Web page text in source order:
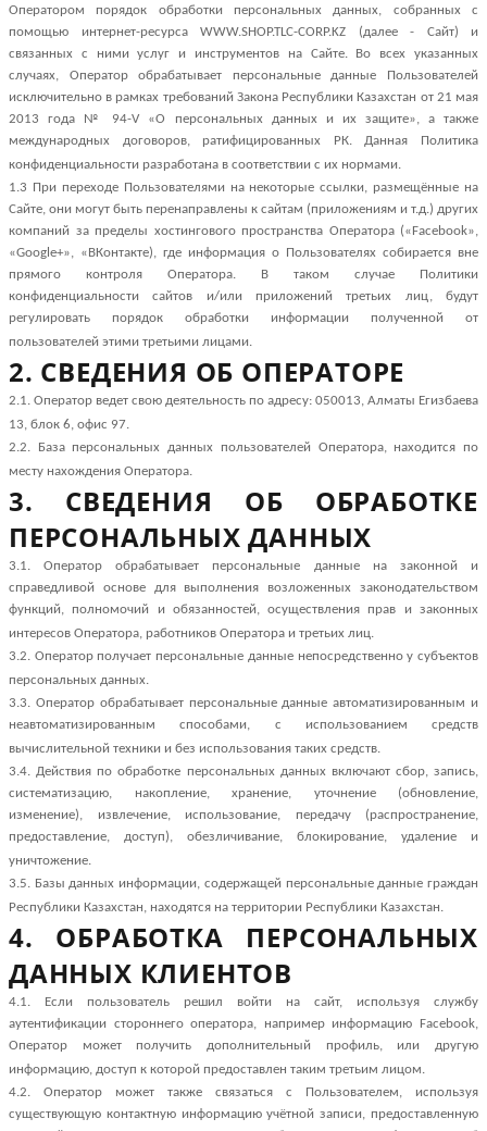
Оператором порядок обработки персональных данных, собранных с
помощью интернет-ресурса WWW.SHOP.TLC-CORP.KZ (далее - Сайт) и
связанных с ними услуг и инструментов на Сайте. Во всех указанных
случаях, Оператор обрабатывает персональные данные Пользователей
исключительно в рамках требований Закона Республики Казахстан от 21 мая
2013 года № 94-V «О персональных данных и их защите», а также
международных договоров, ратифицированных РК. Данная Политика
конфиденциальности разработана в соответствии с их нормами.
1.3 При переходе Пользователями на некоторые ссылки, размещённые на
Сайте, они могут быть перенаправлены к сайтам (приложениям и т.д.) других
компаний за пределы хостингового пространства Оператора («Facebook»,
«Google+», «ВКонтакте), где информация о Пользователях собирается вне
прямого контроля Оператора. В таком случае Политики
конфиденциальности сайтов и/или приложений третьих лиц, будут
регулировать порядок обработки информации полученной от
пользователей этими третьими лицами.
2. СВЕДЕНИЯ ОБ ОПЕРАТОРЕ
2.1. Оператор ведет свою деятельность по адресу: 050013, Алматы Егизбаева
13, блок 6, офис 97.
2.2. База персональных данных пользователей Оператора, находится по
месту нахождения Оператора.
3. СВЕДЕНИЯ ОБ ОБРАБОТКЕ
ПЕРСОНАЛЬНЫХ ДАННЫХ
3.1. Оператор обрабатывает персональные данные на законной и
справедливой основе для выполнения возложенных законодательством
функций, полномочий и обязанностей, осуществления прав и законных
интересов Оператора, работников Оператора и третьих лиц.
3.2. Оператор получает персональные данные непосредственно у субъектов
персональных данных.
3.3. Оператор обрабатывает персональные данные автоматизированным и
неавтоматизированным способами, с использованием средств
вычислительной техники и без использования таких средств.
3.4. Действия по обработке персональных данных включают сбор, запись,
систематизацию, накопление, хранение, уточнение (обновление,
изменение), извлечение, использование, передачу (распространение,
предоставление, доступ), обезличивание, блокирование, удаление и
уничтожение.
3.5. Базы данных информации, содержащей персональные данные граждан
Республики Казахстан, находятся на территории Республики Казахстан.
4. ОБРАБОТКА ПЕРСОНАЛЬНЫХ
ДАННЫХ КЛИЕНТОВ
4.1. Если пользователь решил войти на сайт, используя службу
аутентификации стороннего оператора, например информацию Facebook,
Оператор может получить дополнительный профиль, или другую
информацию, доступ к которой предоставлен таким третьим лицом.
4.2. Оператор может также связаться с Пользователем, используя
существующую контактную информацию учётной записи, предоставленную